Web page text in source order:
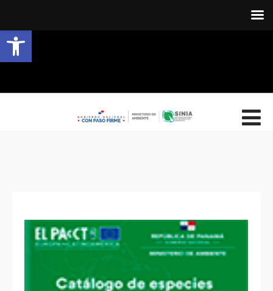
Abrir barra de herramientas